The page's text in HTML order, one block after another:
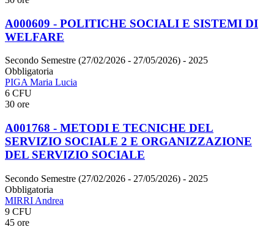
A000609 - POLITICHE SOCIALI E SISTEMI DI
WELFARE
Secondo Semestre (27/02/2026 - 27/05/2026) - 2025
Obbligatoria
PIGA Maria Lucia
6 CFU
30 ore
A001768 - METODI E TECNICHE DEL
SERVIZIO SOCIALE 2 E ORGANIZZAZIONE
DEL SERVIZIO SOCIALE
Secondo Semestre (27/02/2026 - 27/05/2026) - 2025
Obbligatoria
MIRRI Andrea
9 CFU
45 ore